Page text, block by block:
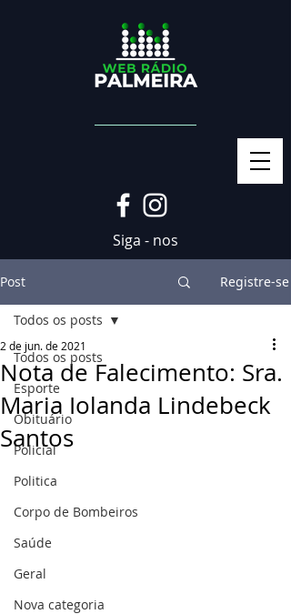
Siga - nos
Post Registre-se
Todos os posts
Esporte
Obituário
Policial
Politica
Corpo de Bombeiros
Saúde
Geral
Nova categoria
Todos os posts
Nota de Falecimento: Sra.
Maria Iolanda Lindebeck
Santos
2 de jun. de 2021